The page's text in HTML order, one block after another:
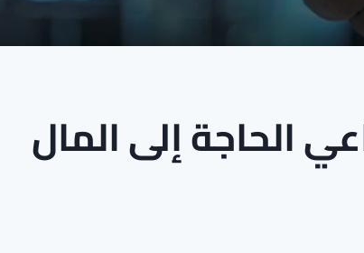
الحاجة إلى المال